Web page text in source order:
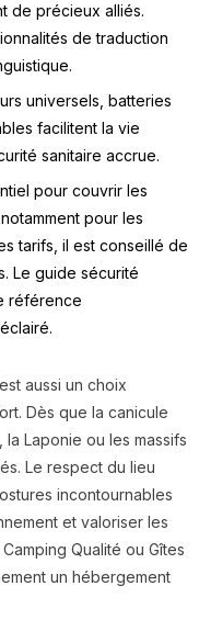
de précieux alliés.
de traduction
universels, batteries
facilitent la vie
sanitaire accrue.
pour couvrir les
pour les
tarifs, il est conseillé de
Le guide sécurité
référence
aussi un choix
Dès que la canicule
Laponie ou les massifs
Le respect du lieu
incontournables
et valoriser les
Qualité ou Gîtes
un hébergement